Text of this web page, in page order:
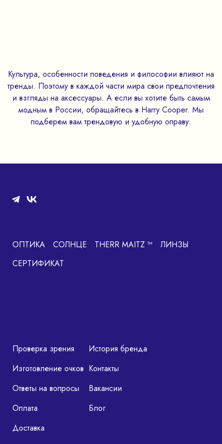
Культура, особенности поведения и философии влияют на
тренды. Поэтому в каждой части мира свои предпочтения
и взгляды на аксессуары. А если вы хотите быть самым
модным в России, обращайтесь в Harry Cooper. Мы
подберем вам трендовую и удобную оправу.
ОПТИКА СОЛНЦЕ THERR MAITZ ™
ЛИНЗЫ
СЕРТИФИКАТ
Проверка зрения
Изготовление очков
Ответы на вопросы
Оплата
Доставка
История бренда
Контакты
Вакансии
Блог